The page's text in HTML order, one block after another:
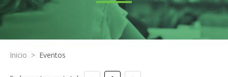
Inicio > Eventos